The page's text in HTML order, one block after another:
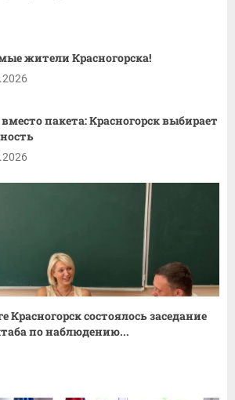
жители Красногорска!
пакета: Красногорск выбирает
Красногорск состоялось заседание
по наблюдению...